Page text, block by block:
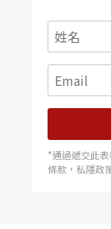
*通過遞交此
條款，私隱政